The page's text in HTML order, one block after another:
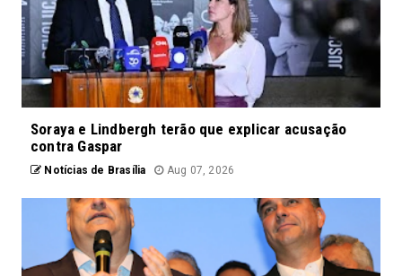
Soraya e Lindbergh terão que explicar acusação
contra Gaspar
Notícias de Brasília Aug 07, 2026